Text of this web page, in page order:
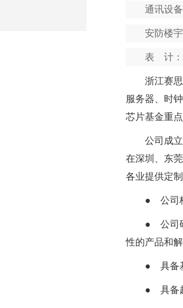
通讯设
安防楼
表 计：
浙江赛
服务器、时
芯片基金重
公司成
在深圳、东
各业提供定
● 公司
● 公司
性的产品和
● 具备
● 具备